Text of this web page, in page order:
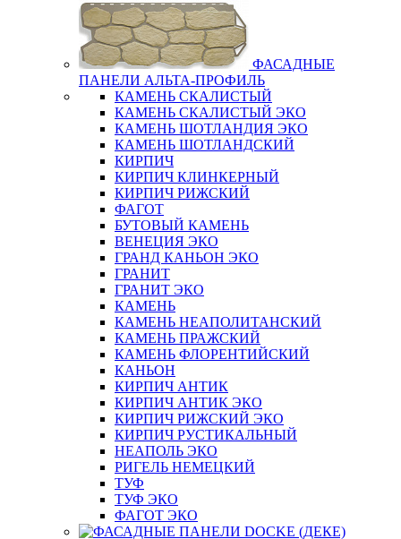
ФАСАДНЫЕ
ПАНЕЛИ АЛЬТА-ПРОФИЛЬ
КАМЕНЬ СКАЛИСТЫЙ
КАМЕНЬ СКАЛИСТЫЙ ЭКО
КАМЕНЬ ШОТЛАНДИЯ ЭКО
КАМЕНЬ ШОТЛАНДСКИЙ
КИРПИЧ
КИРПИЧ КЛИНКЕРНЫЙ
КИРПИЧ РИЖСКИЙ
ФАГОТ
БУТОВЫЙ КАМЕНЬ
ВЕНЕЦИЯ ЭКО
ГРАНД КАНЬОН ЭКО
ГРАНИТ
ГРАНИТ ЭКО
КАМЕНЬ
КАМЕНЬ НЕАПОЛИТАНСКИЙ
КАМЕНЬ ПРАЖСКИЙ
КАМЕНЬ ФЛОРЕНТИЙСКИЙ
КАНЬОН
КИРПИЧ АНТИК
КИРПИЧ АНТИК ЭКО
КИРПИЧ РИЖСКИЙ ЭКО
КИРПИЧ РУСТИКАЛЬНЫЙ
НЕАПОЛЬ ЭКО
РИГЕЛЬ НЕМЕЦКИЙ
ТУФ
ТУФ ЭКО
ФАГОТ ЭКО